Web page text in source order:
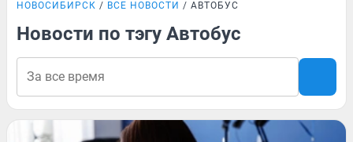
НОВОСИБИРСК ВСЕ НОВОСТИ АВТОБУС
Новости по тэгу Автобус